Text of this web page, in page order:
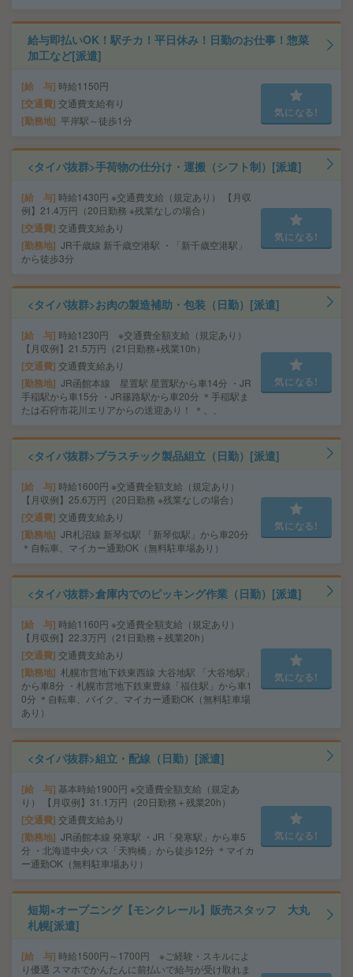
給与即払いOK！駅チカ！平日休み！日勤のお仕事！惣菜
加工など[派遣]
給 与 時給1150円
交通費 交通費支給有り
勤務地 平岸駅～徒歩1分
気になる!
<タイパ抜群>手荷物の仕分け・運搬（シフト制）[派遣]
給 与 時給1430円 ※交通費支給（規定あり） 【月収
例】21.4万円（20日勤務 ※残業なしの場合）
交通費 交通費支給あり
勤務地 JR千歳線 新千歳空港駅 ・「新千歳空港駅」
から徒歩3分
気になる!
<タイパ抜群>お肉の製造補助・包装（日勤）[派遣]
給 与 時給1230円 ※交通費全額支給（規定あり）
【月収例】21.5万円（21日勤務+残業10h）
交通費 交通費支給あり
勤務地 JR函館本線 星置駅 星置駅から車14分 ・JR
手稲駅から車15分 ・JR篠路駅から車20分 ＊手稲駅ま
たは石狩市花川エリアからの送迎あり！ ＊、、
気になる!
<タイパ抜群>プラスチック製品組立（日勤）[派遣]
給 与 時給1600円 ※交通費全額支給（規定あり）
【月収例】25.6万円（20日勤務 ※残業なしの場合）
交通費 交通費支給あり
勤務地 JR札沼線 新琴似駅 「新琴似駅」から車20分
＊自転車、マイカー通勤OK（無料駐車場あり）
気になる!
<タイパ抜群>倉庫内でのピッキング作業（日勤）[派遣]
給 与 時給1160円 ※交通費全額支給（規定あり）
【月収例】22.3万円（21日勤務＋残業20h）
交通費 交通費支給あり
勤務地 札幌市営地下鉄東西線 大谷地駅 「大谷地駅」
から車8分 ・札幌市営地下鉄東豊線「福住駅」から車1
0分 ＊自転車、バイク、マイカー通勤OK（無料駐車場
あり）
気になる!
<タイパ抜群>組立・配線（日勤）[派遣]
給 与 基本時給1900円 ※交通費全額支給（規定あ
り） 【月収例】31.1万円（20日勤務＋残業20h）
交通費 交通費支給あり
勤務地 JR函館本線 発寒駅 ・JR「発寒駅」から車5
分 ・北海道中央バス「天狗橋」から徒歩12分 ＊マイカ
ー通勤OK（無料駐車場あり）
気になる!
短期×オープニング【モンクレール】販売スタッフ 大丸
札幌[派遣]
給 与 時給1500円～1700円 ※ご経験・スキルによ
り優遇 スマホでかんたんに前払いで給与が受け取れま